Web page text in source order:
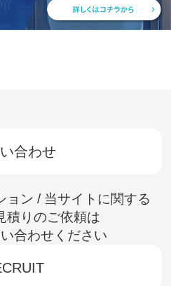
合わせ
ョン / 当サイトに関する
積りのご依頼は
合わせください